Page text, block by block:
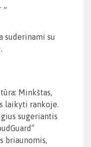
„
suderinami su
Minkštas,
laikyti rankoje.
sugeriantis
briaunomis,